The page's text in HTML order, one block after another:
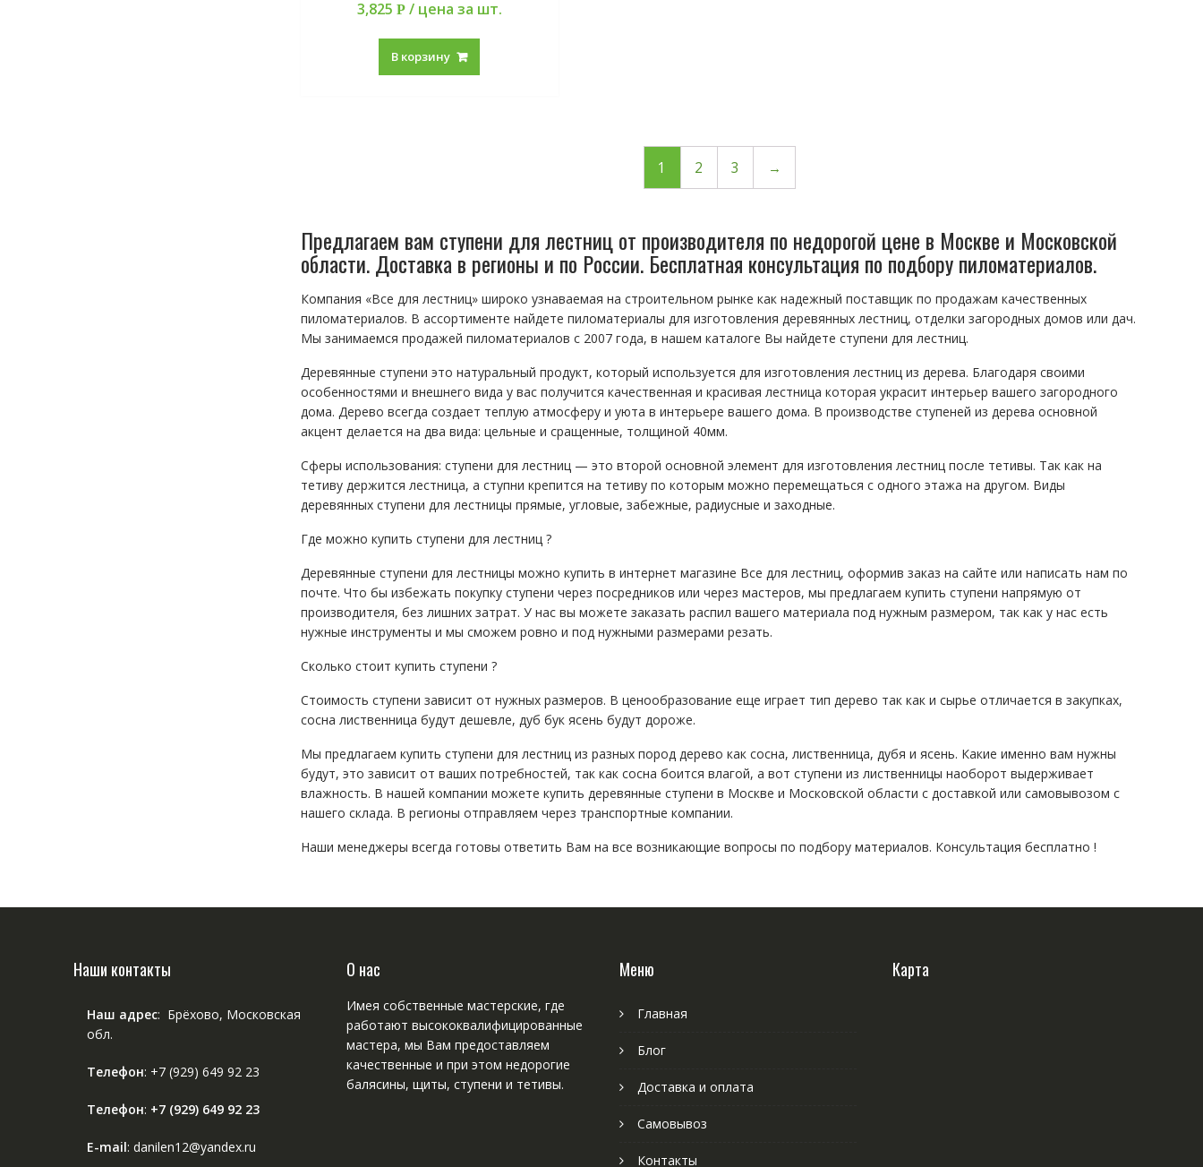
3,825 Р / цена за шт.
В корзину
1 2 3 →
Предлагаем вам ступени для лестниц от производителя по недорогой цене в Москве и Московской
области. Доставка в регионы и по России. Бесплатная консультация по подбору пиломатериалов.
Компания «Все для лестниц» широко узнаваемая на строительном рынке как надежный поставщик по продажам качественных
пиломатериалов. В ассортименте найдете пиломатериалы для изготовления деревянных лестниц, отделки загородных домов или дач.
Мы занимаемся продажей пиломатериалов с 2007 года, в нашем каталоге Вы найдете ступени для лестниц.
Деревянные ступени это натуральный продукт, который используется для изготовления лестниц из дерева. Благодаря своими
особенностями и внешнего вида у вас получится качественная и красивая лестница которая украсит интерьер вашего загородного
дома. Дерево всегда создает теплую атмосферу и уюта в интерьере вашего дома. В производстве ступеней из дерева основной
акцент делается на два вида: цельные и сращенные, толщиной 40мм.
Сферы использования: ступени для лестниц — это второй основной элемент для изготовления лестниц после тетивы. Так как на
тетиву держится лестница, а ступни крепится на тетиву по которым можно перемещаться с одного этажа на другом. Виды
деревянных ступени для лестницы прямые, угловые, забежные, радиусные и заходные.
Где можно купить ступени для лестниц ?
Деревянные ступени для лестницы можно купить в интернет магазине Все для лестниц, оформив заказ на сайте или написать нам по
почте. Что бы избежать покупку ступени через посредников или через мастеров, мы предлагаем купить ступени напрямую от
производителя, без лишних затрат. У нас вы можете заказать распил вашего материала под нужным размером, так как у нас есть
нужные инструменты и мы сможем ровно и под нужными размерами резать.
Сколько стоит купить ступени ?
Стоимость ступени зависит от нужных размеров. В ценообразование еще играет тип дерево так как и сырье отличается в закупках,
сосна лиственница будут дешевле, дуб бук ясень будут дороже.
Мы предлагаем купить ступени для лестниц из разных пород дерево как сосна, лиственница, дубя и ясень. Какие именно вам нужны
будут, это зависит от ваших потребностей, так как сосна боится влагой, а вот ступени из лиственницы наоборот выдерживает
влажность. В нашей компании можете купить деревянные ступени в Москве и Московской области с доставкой или самовывозом с
нашего склада. В регионы отправляем через транспортные компании.
Наши менеджеры всегда готовы ответить Вам на все возникающие вопросы по подбору материалов. Консультация бесплатно !
Наши контакты
Наш адрес: Брёхово, Московская
обл.
Телефон: +7 (929) 649 92 23
Телефон: +7 (929) 649 92 23
E-mail: danilen12@yandex.ru
О нас
Имея собственные мастерские, где
работают высококвалифицированные
мастера, мы Вам предоставляем
качественные и при этом недорогие
балясины, щиты, ступени и тетивы.
Меню
Главная
Блог
Доставка и оплата
Самовывоз
Контакты
Карта